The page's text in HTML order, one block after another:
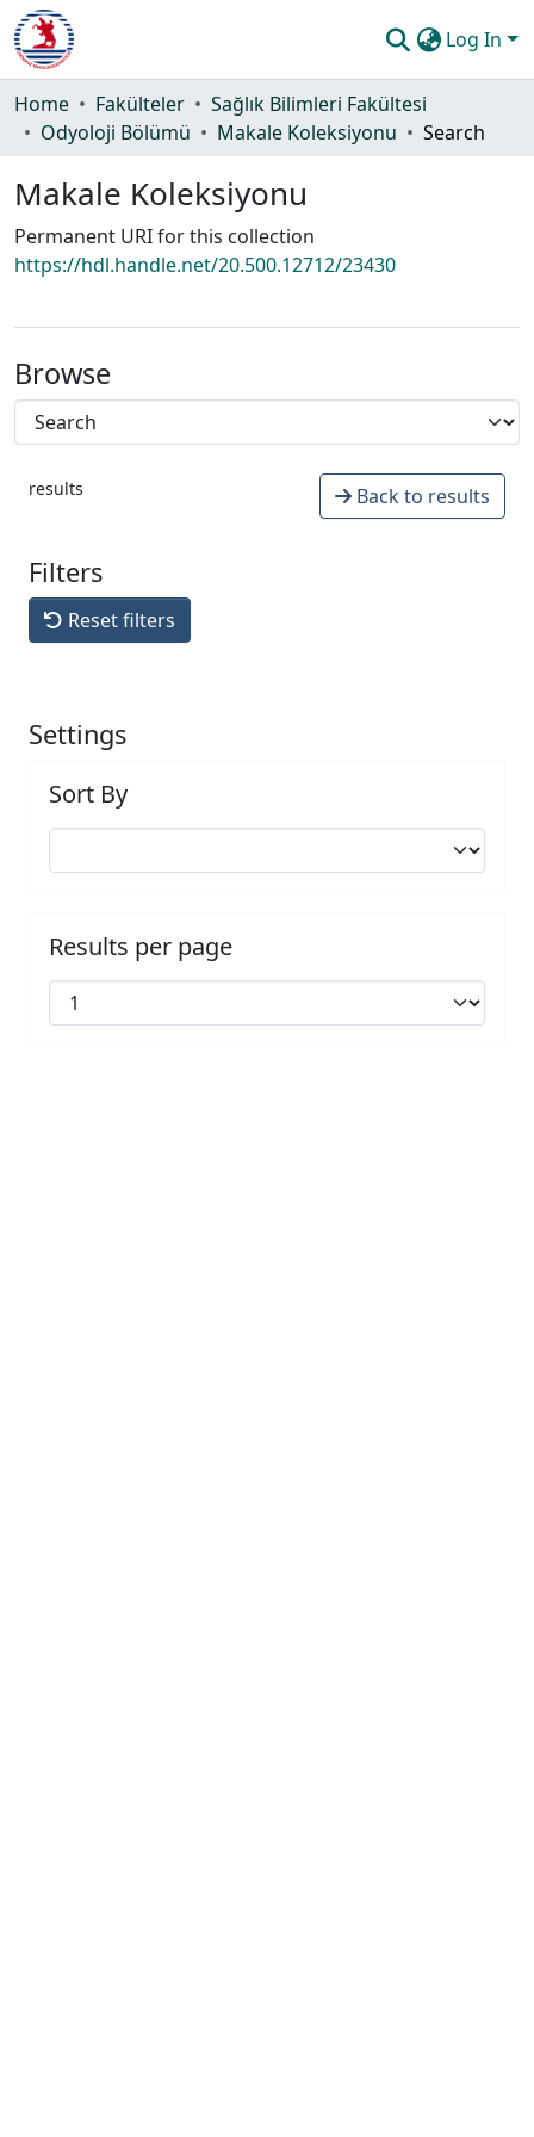
Log In
Communities & Collections
All of DSpace
Statistics
Guide
Home Fakülteler
Sağlık Bilimleri Fakültesi
Odyoloji Bölümü
Makale Koleksiyonu Search
Makale Koleksiyonu
Permanent URI for this collection
https://hdl.handle.net/20.500.12712/23430
Browse
results Back to results
Filters
Reset filters
Settings
Sort By
Results per page